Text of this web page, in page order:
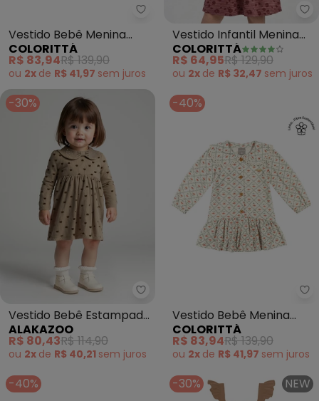
Colorittá - Vestido Bebê
Vestido Bebê Menina
Floral com Botões (Azul)
COLORITTÁ
R$ 83,94R$ 139,90
ou 2x de R$ 41,97 sem juros
Vestido Infantil Menina
Floral Print (Marrom)
COLORITTÁ
R$ 64,95R$ 129,90
ou 2x de R$ 32,47 sem juros
-30%
Alakazoo - Vestido Bebê
Vestido Bebê Estampado
com Mangas Longas
(Marrom)
ALAKAZOO
R$ 80,43R$ 114,90
ou 2x de R$ 40,21 sem juros
-40%
Vestido Bebê Menina
Floral com Botões (Bege)
COLORITTÁ
R$ 83,94R$ 139,90
ou 2x de R$ 41,97 sem juros
-40% -30% NEW